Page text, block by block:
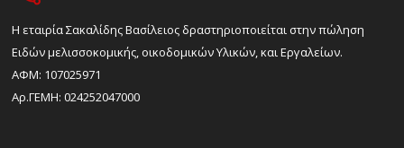
H εταιρία Σακαλίδης Βασίλειος δραστηριοποιείται στην πώληση
Ειδών μελισσοκομικής, οικοδομικών Υλικών, και Εργαλείων.
ΑΦΜ: 107025971
Αρ.ΓΕΜΗ: 024252047000